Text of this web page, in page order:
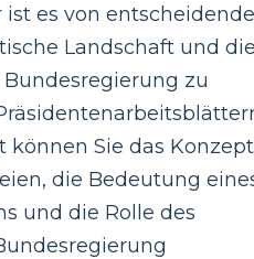
es von
Landschaft und
zu
können Sie das Konzept
die Bedeutung
und die Rolle des